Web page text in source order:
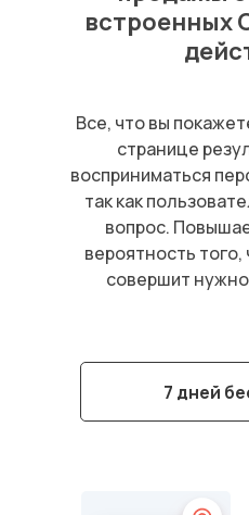
Все, что вы
странице
восприниматься
так как
вопрос.
вероятность
совершит
7 дней
встроенных